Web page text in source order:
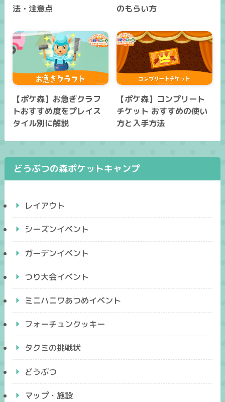
法・注意点
のもらい方
【ポケ森】お急ぎクラフ
トおすすめ度をプレイス
タイル別に解説
【ポケ森】コンプリート
チケット おすすめの使い
方と入手方法
どうぶつの森ポケットキャンプ
レイアウト
シーズンイベント
ガーデンイベント
つり大会イベント
ミニハニワあつめイベント
フォーチュンクッキー
タクミの挑戦状
どうぶつ
マップ・施設